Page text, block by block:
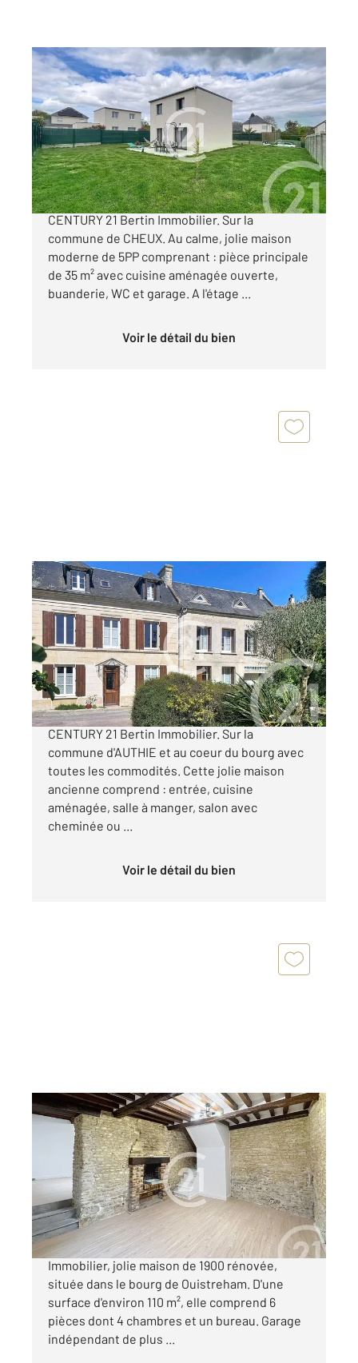
THUE ET MUE 14
85 m2, 5 pièces
Ref : 3291
Maison à vendre
289 000 €
Nouveau à ce prix dans votre agence
CENTURY 21 Bertin Immobilier. Sur la
commune de CHEUX. Au calme, jolie maison
moderne de 5PP comprenant : pièce principale
de 35 m² avec cuisine aménagée ouverte,
buanderie, WC et garage. A l'étage ...
Voir le détail du bien
AUTHIE 14
175 m2, 8 pièces
Ref : 3110
Maison à vendre
296 000 €
Nouveau à ce prix dans votre agence
CENTURY 21 Bertin Immobilier. Sur la
commune d'AUTHIE et au coeur du bourg avec
toutes les commodités. Cette jolie maison
ancienne comprend : entrée, cuisine
aménagée, salle à manger, salon avec
cheminée ou ...
Voir le détail du bien
OUISTREHAM 14
110,29 m2, 6 pièces
Ref : 3204
Maison à vendre
299 000 €
Nouveau dans votre agence Century 21 Bertin
Immobilier, jolie maison de 1900 rénovée,
située dans le bourg de Ouistreham. D'une
surface d'environ 110 m², elle comprend 6
pièces dont 4 chambres et un bureau. Garage
indépendant de plus ...